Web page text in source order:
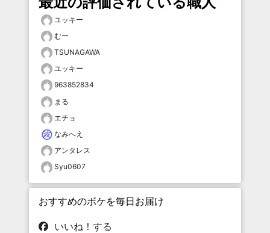
ユッキー
むー
TSUNAGAWA
ユッキー
963852834
まる
エチョ
なみへえ
アンタレス
Syu0607
おすすめのボケを毎日お届け
いいね！する